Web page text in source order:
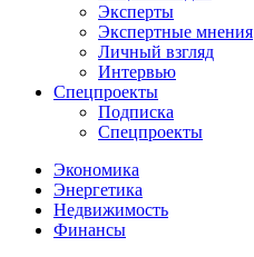
Эксперты
Экспертные мнения
Личный взгляд
Интервью
Спецпроекты
Подписка
Спецпроекты
Экономика
Энергетика
Недвижимость
Финансы